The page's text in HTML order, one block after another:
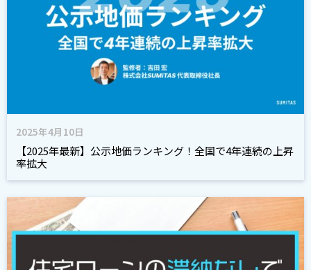
2025年4月10日
【2025年最新】公示地価ランキング！全国で4年連続の上昇
率拡大